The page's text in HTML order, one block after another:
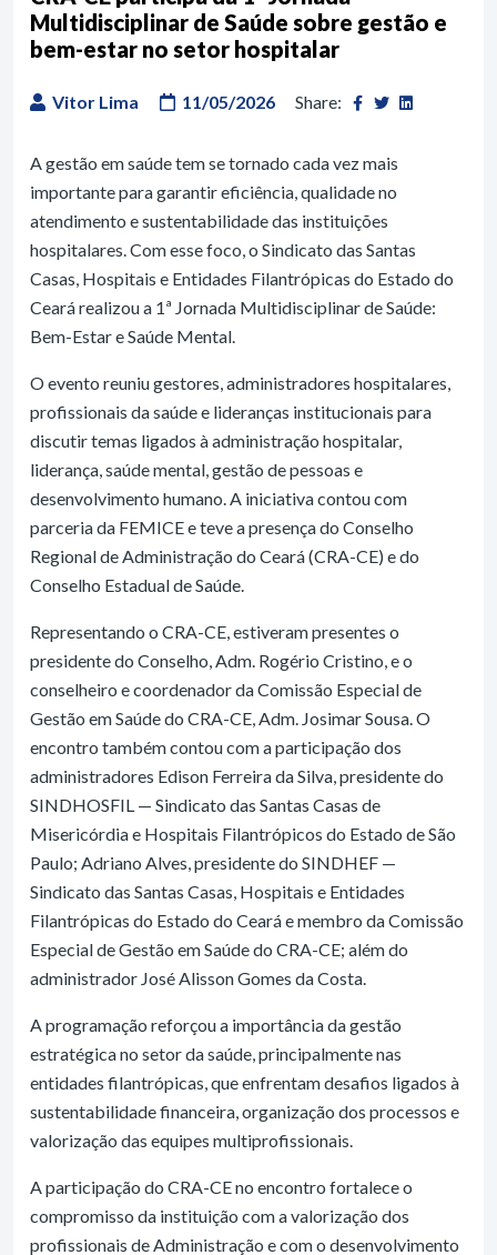
Multidisciplinar de Saúde sobre gestão e
bem-estar no setor hospitalar
Vitor Lima 11/05/2026 Share:
A gestão em saúde tem se tornado cada vez mais
importante para garantir eficiência, qualidade no
atendimento e sustentabilidade das instituições
hospitalares. Com esse foco, o Sindicato das Santas
Casas, Hospitais e Entidades Filantrópicas do Estado do
Ceará realizou a 1ª Jornada Multidisciplinar de Saúde:
Bem-Estar e Saúde Mental.
O evento reuniu gestores, administradores hospitalares,
profissionais da saúde e lideranças institucionais para
discutir temas ligados à administração hospitalar,
liderança, saúde mental, gestão de pessoas e
desenvolvimento humano. A iniciativa contou com
parceria da FEMICE e teve a presença do Conselho
Regional de Administração do Ceará (CRA-CE) e do
Conselho Estadual de Saúde.
Representando o CRA-CE, estiveram presentes o
presidente do Conselho, Adm. Rogério Cristino, e o
conselheiro e coordenador da Comissão Especial de
Gestão em Saúde do CRA-CE, Adm. Josimar Sousa. O
encontro também contou com a participação dos
administradores Edison Ferreira da Silva, presidente do
SINDHOSFIL — Sindicato das Santas Casas de
Misericórdia e Hospitais Filantrópicos do Estado de São
Paulo; Adriano Alves, presidente do SINDHEF —
Sindicato das Santas Casas, Hospitais e Entidades
Filantrópicas do Estado do Ceará e membro da Comissão
Especial de Gestão em Saúde do CRA-CE; além do
administrador José Alisson Gomes da Costa.
A programação reforçou a importância da gestão
estratégica no setor da saúde, principalmente nas
entidades filantrópicas, que enfrentam desafios ligados à
sustentabilidade financeira, organização dos processos e
valorização das equipes multiprofissionais.
A participação do CRA-CE no encontro fortalece o
compromisso da instituição com a valorização dos
profissionais de Administração e com o desenvolvimento